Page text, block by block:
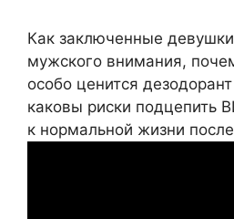
Как заключенные
мужского внимания,
особо ценится
каковы риски подцепить
к нормальной жизни